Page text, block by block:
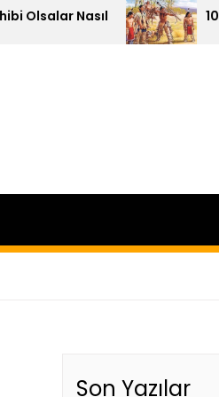
10 Kızılderili Kabilesi
Son Yazılar